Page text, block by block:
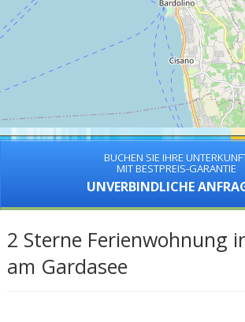
BUCHEN SIE IHRE
MIT BESTPREIS-GARANTIE
UNVERBINDLICHE
2 Sterne Ferienwohnung
am Gardasee